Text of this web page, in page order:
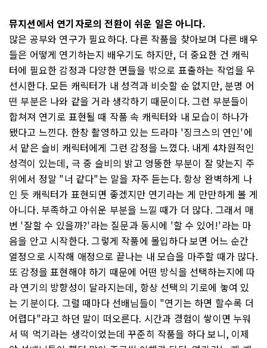
뮤지션에서 연기자로의 전환이 쉬운 일은 아니다.
많은 공부와 연구가 필요하다. 다른 작품을 찾아보며 다른 배우
들은 어떻게 연기하는지 배우기도 하지만, 더 중요한 건 캐릭
터에 필요한 감정과 다양한 면들을 밖으로 표출하는 작업을 우
선시한다. 모든 캐릭터가 내 성격과 비슷할 순 없지만, 분명 어
떤 부분은 나와 같을 거라 생각하기 때문이다. 그런 부분들이
합쳐져 연기로 표현될 때 작품 속 캐릭터와 내 모습이 하나가
됐다고 느낀다. 한창 촬영하고 있는 드라마 '징크스의 연인'에
서 맡은 슬비 캐릭터에게 그런 감정을 느꼈다. 내게 4차원적인
성격이 있는데, 극 중 슬비의 밝고 엉뚱한 부분이 잘 맞는지 주
위에서 정말 "너 같다"는 말을 자주 듣는다. 항상 완벽하게 나
인 듯 캐릭터가 표현되면 좋겠지만 연기라는 게 만만하게 볼 게
아니다. 부족하고 아쉬운 부분을 느낄 때가 더 많다. 그래서 매
번 '잘할 수 있을까?'라는 질문과 동시에 '할 수 있어!'라는 마
음을 안고 시작한다. 그렇게 작품에 몰입하다 보면 어느 순간
열정으로 시작해 애정으로 끝나는 내 모습을 마주할 때가 많다.
또 감정을 표현해야 하기 때문에 어떤 방식을 선택하는지에 따
라 연기의 방향성이 달라지는데, 항상 선택의 기로에 놓여 있
는 기분이다. 그럴 때마다 선배님들이 "연기는 하면 할수록 더
어렵다"라고 하던 말이 떠오른다. 시간과 경험이 쌓이면 누워
서 떡 먹기라는 생각이었는데 꾸준히 작품을 하다 보니, 이제